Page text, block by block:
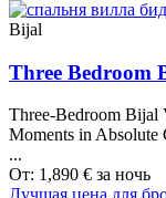
Bijal
Three Bedroom
Three-Bedroom
Moments in
...
От: 1,890 € за ночь